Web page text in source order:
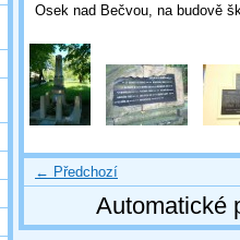
Osek nad Bečvou, na budově
← Předchozí
Automatické